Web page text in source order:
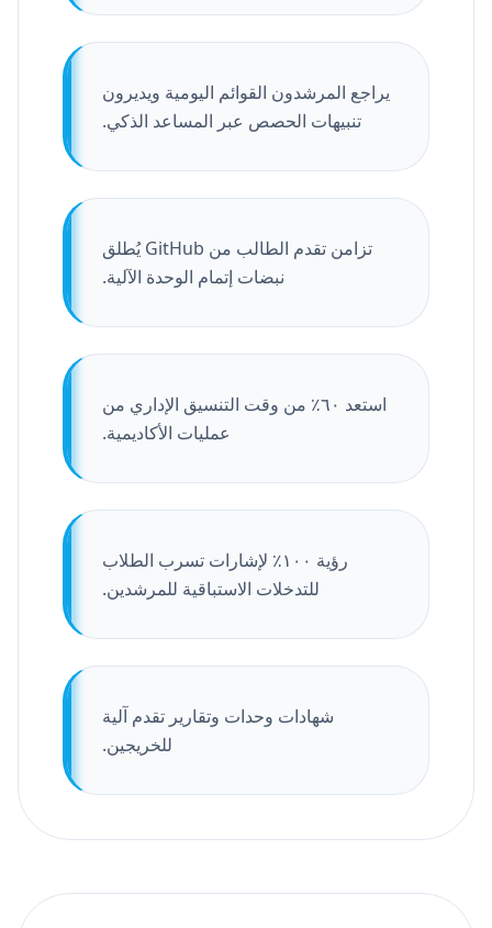
يراجع المرشدون القوائم اليومية ويديرون
تنبيهات الحصص عبر المساعد الذكي.
تزامن تقدم الطالب من GitHub يُطلق
نبضات إتمام الوحدة الآلية.
استعد ٦٠٪ من وقت التنسيق الإداري من
عمليات الأكاديمية.
رؤية ١٠٠٪ لإشارات تسرب الطلاب
للتدخلات الاستباقية للمرشدين.
شهادات وحدات وتقارير تقدم آلية
للخريجين.